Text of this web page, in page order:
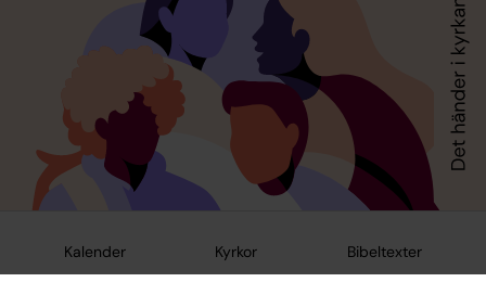
Kalender Kyrkor Bibeltexter